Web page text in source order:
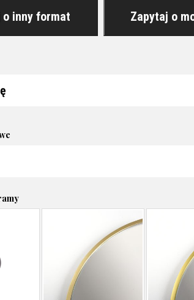
o inny format Zapytaj o